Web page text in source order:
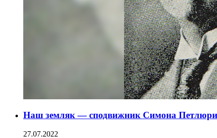
Наш земляк — сподвижник Симона Петлюри
27.07.2022